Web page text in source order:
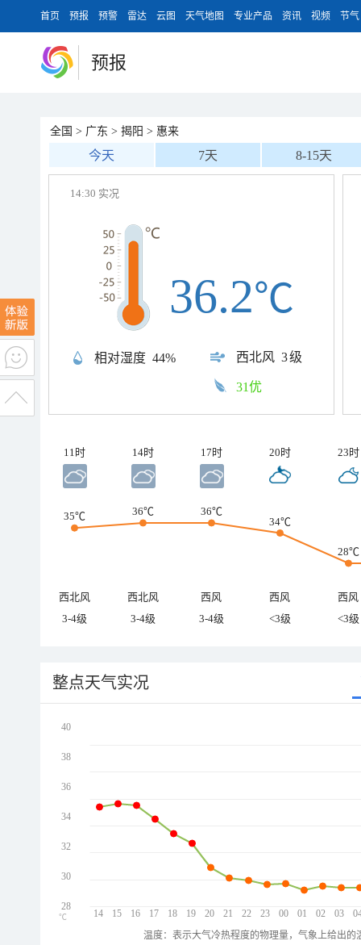
首页 预报 预警 雷达 云图 天气地图 专业产品 资讯 视频 节气
预报
全国 > 广东 > 揭阳 > 惠来
今天 7天 8-15天
14:30 实况
相对湿度 44% 西北风 3级
36.2℃
31优
11时 14时 17时 20时 23时
35℃ 36℃
36℃
34℃
28℃
西北风 西北风 西风 西风
西风
3-4级
3-4级 3-4级 <3级 <3级
整点天气实况
14 15 16 17 18 19 20 21 22 23 00 01 02 03
40
38
36
34
32
30
28
℃
温度：表示大气冷热程度的物理量，气象上给出